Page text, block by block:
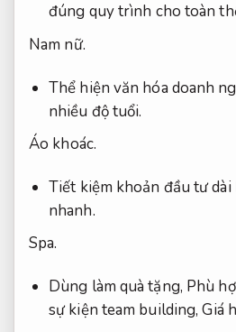
đúng quy trình cho toàn
Nam nữ.
Thể hiện văn hóa doanh
nhiều độ tuổi.
Áo khoác.
Tiết kiệm khoản đầu tư
nhanh.
Spa.
Dùng làm quà tặng, Phù
sự kiện team building,Giá